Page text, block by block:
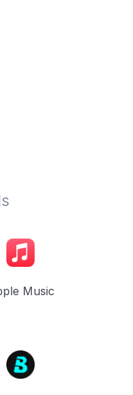
Music